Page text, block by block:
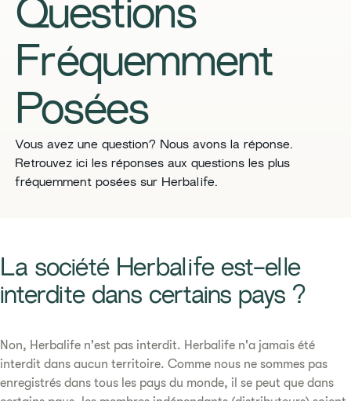
Questions
Fréquemment
Posées
​​Vous avez une question? Nous avons la réponse.
Retrouvez ici les réponses aux questions les plus
fréquemment posées sur Herbalife.​
​​La société Herbalife est-elle
interdite dans certains pays ?​
Non, Herbalife n'est pas interdit. Herbalife n'a jamais été
interdit dans aucun territoire. Comme nous ne sommes pas
enregistrés dans tous les pays du monde, il se peut que dans